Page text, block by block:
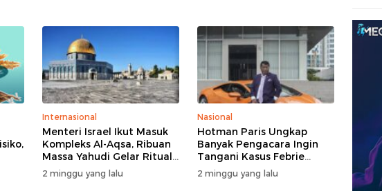
Internasional
Menteri Israel Ikut Masuk
Kompleks Al-Aqsa, Ribuan
Massa Yahudi Gelar Ritual
di Tengah Pengamanan
Polisi
2 minggu yang lalu
Nasional
Hotman Paris Ungkap
Banyak Pengacara Ingin
Tangani Kasus Febrie
Adriansyah: Disebut “The
Dream Case”
2 minggu yang lalu